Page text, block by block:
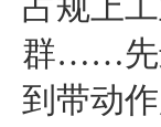
占规上
群……先
到带动作